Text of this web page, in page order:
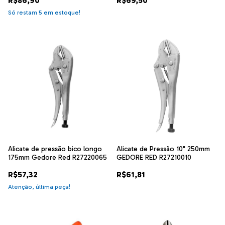
Só restam 5 em estoque!
Alicate de pressão bico longo
175mm Gedore Red R27220065
R$57,32
Atenção, última peça!
Alicate de Pressão 10" 250mm
GEDORE RED R27210010
R$61,81